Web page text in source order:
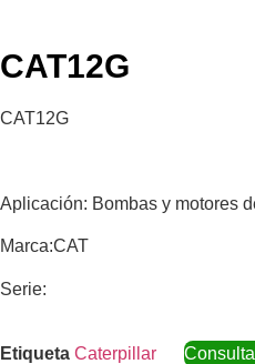
CAT12G
CAT12G
Aplicación: Bombas y motores
Marca:CAT
Serie:
Etiqueta Caterpillar